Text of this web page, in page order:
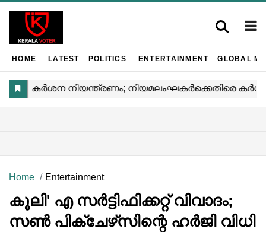
HOME LATEST POLITICS ENTERTAINMENT GLOBAL
Home Entertainment
കൂലി' എ സർട്ടിഫിക്കറ്റ് വിവാദം;
സൺ പിക്‌ചേഴ്‌സിന്റെ ഹർജി വിധി